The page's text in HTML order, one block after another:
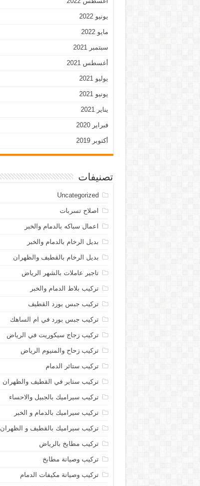
يونيو 2022
مايو 2022
سبتمبر 2021
أغسطس 2021
يوليو 2021
يونيو 2021
يناير 2021
فبراير 2020
أكتوبر 2019
تصنيفات
Uncategorized
اصلاح تسربات
اعمال سباكه بالدمام والخبر
بديل الرخام بالدمام والخبر
بديل الرخام بالقطيف والظهران
تاجير عاملات بالشهر الرياض
تركيب بلاط الدمام والخبر
تركيب جبس بورد القطيف
تركيب جبس بورد في ام الساهك
تركيب زجاج سيكوريت في الرياض
تركيب زحاح والمنيوم الرياض
تركيب ستائر الدمام
تركيب ستاير في القطيف والظهران
تركيب سيراميك بالجبيل والاحساء
تركيب سيراميك بالدمام و الخبر
تركيب سيراميك بالقطيف و الظهران
تركيب مطابخ بالرياض
تركيب وصيانة مطابخ
تركيب وصيانة مكيفات الدمام